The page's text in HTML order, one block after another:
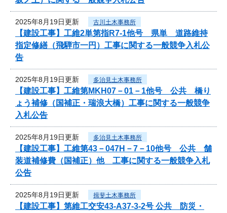
2025年8月19日更新 古川土木事務所
【建設工事】工維2単第指R7-1他号 県単 道路維持
指定修繕（飛騨市一円）工事に関する一般競争入札公
告
2025年8月19日更新 多治見土木事務所
【建設工事】工維第MKH07－01－1他号 公共 橋り
ょう補修（国補正・瑞浪大橋）工事に関する一般競争
入札公告
2025年8月19日更新 多治見土木事務所
【建設工事】工維第43－047H－7－10他号 公共 舗
装道補修費（国補正）他 工事に関する一般競争入札
公告
2025年8月19日更新 揖斐土木事務所
【建設工事】第維工交安43-A37-3-2号 公共 防災・